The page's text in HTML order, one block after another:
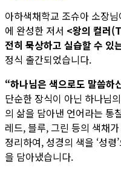
아하색채학교 조슈아 소장
에 완성한 저서 <왕의 컬러
전히 묵상하고 실습할 수 있
정식 출간되었습니다.
“하나님은 색으로도 말씀하
단순한 장식이 아닌 하나님
의 삶을 담아낸 언어라는 통
레드, 블루, 그린 등의 색채
정리하여, 성경의 색을 ‘성
을 담아냈습니다.